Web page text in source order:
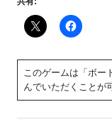
このゲームは「ボー
んでいただくことが